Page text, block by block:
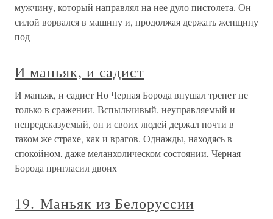
мужчину, который направлял на нее дуло пистолета. Он
силой ворвался в машину и, продолжая держать женщину
под
И маньяк, и садист
И маньяк, и садист Но Черная Борода внушал трепет не
только в сражении. Вспыльчивый, неуправляемый и
непредсказуемый, он и своих людей держал почти в
таком же страхе, как и врагов. Однажды, находясь в
спокойном, даже меланхолическом состоянии, Черная
Борода пригласил двоих
19. Маньяк из Белоруссии